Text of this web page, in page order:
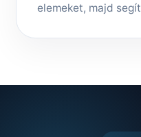
elemeket, majd